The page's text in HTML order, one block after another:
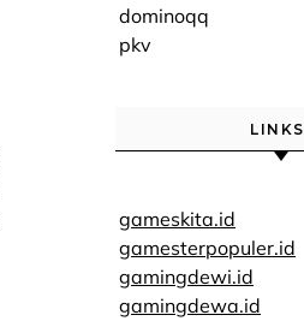
dominoqq
pkv
LINKS
gameskita.id
gamesterpopuler.id
gamingdewi.id
gamingdewa.id